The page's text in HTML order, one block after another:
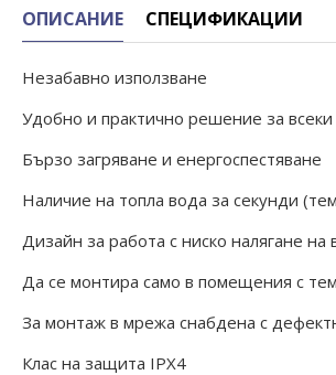
ОПИСАНИЕ СПЕЦИФИКАЦИИ
Незабавно използване
Удобно и практично решение за
Бързо загряване и енергоспестяване
Наличие на топла вода за секунди
Дизайн за работа с ниско налягане
Да се монтира само в помещения с
За монтаж в мрежа снабдена с
Клас на защита IPX4